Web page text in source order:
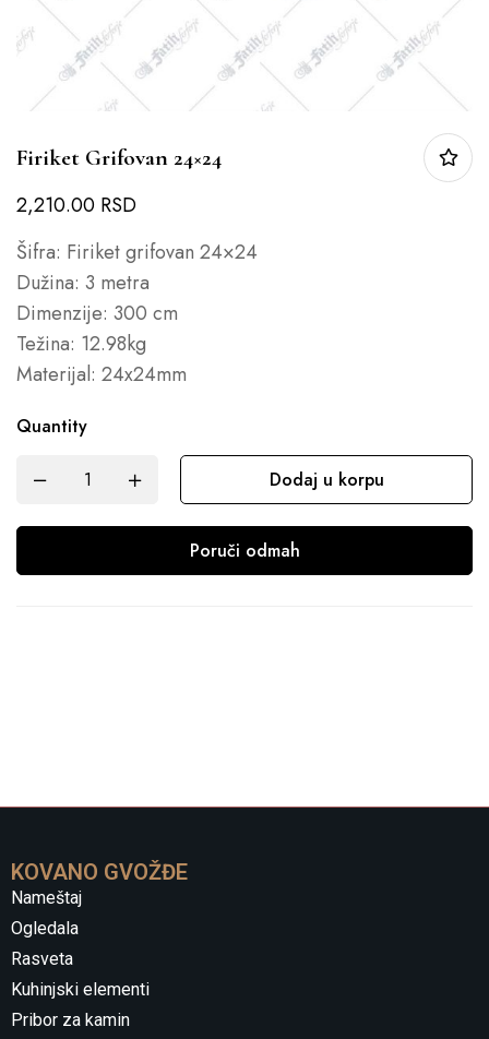
Firiket Grifovan 24×24
2,210.00 RSD
Šifra: Firiket grifovan 24×24
Dužina: 3 metra
Dimenzije: 300 cm
Težina: 12.98kg
Materijal: 24x24mm
Quantity
Dodaj u korpu
Poruči odmah
KOVANO GVOŽĐE
Nameštaj
Ogledala
Rasveta
Kuhinjski elementi
Pribor za kamin